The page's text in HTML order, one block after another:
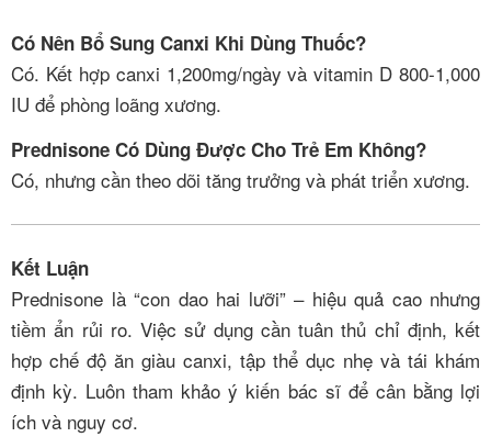
Có Nên Bổ Sung Canxi Khi Dùng Thuốc?
Có. Kết hợp canxi 1,200mg/ngày và vitamin D 800-1,000
IU để phòng loãng xương.
Prednisone Có Dùng Được Cho Trẻ Em Không?
Có, nhưng cần theo dõi tăng trưởng và phát triển xương.
Kết Luận
Prednisone là “con dao hai lưỡi” – hiệu quả cao nhưng
tiềm ẩn rủi ro. Việc sử dụng cần tuân thủ chỉ định, kết
hợp chế độ ăn giàu canxi, tập thể dục nhẹ và tái khám
định kỳ. Luôn tham khảo ý kiến bác sĩ để cân bằng lợi
ích và nguy cơ.